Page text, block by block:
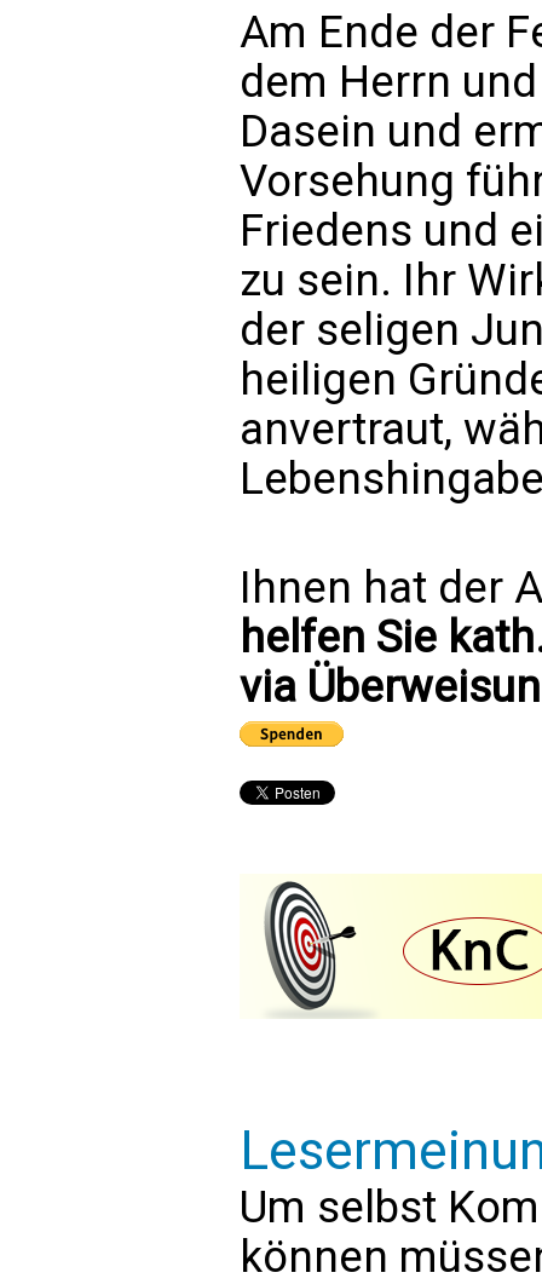
Am Ende der
dem Herrn
Dasein und
Vorsehung
Friedens und
zu sein. Ihr
der seligen
heiligen
anvertraut,
Ihnen hat der
helfen Sie
via
Um selbst
können